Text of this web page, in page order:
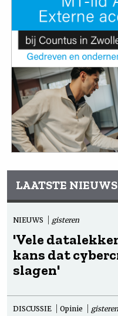
LAATSTE NIEUWS
NIEUWS gisteren
'Vele
kans dat
slagen'
DISCUSSIE Opinie gisteren